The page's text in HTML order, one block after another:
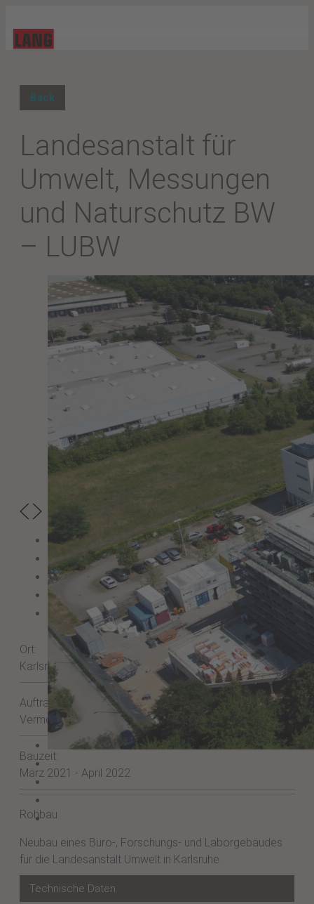
Back
Landesanstalt für
Umwelt, Messungen
und Naturschutz BW
– LUBW
Ort:
Karlsruhe
Auftraggeber:
Vermögen und Bau Baden-Württemberg
Bauzeit:
März 2021 - April 2022
Rohbau
Neubau eines Büro-, Forschungs- und Laborgebäudes
für die Landesanstalt Umwelt in Karlsruhe.
Technische Daten